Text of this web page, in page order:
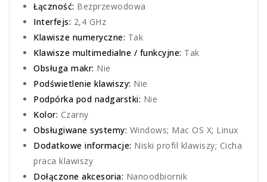
Łączność: Bezprzewodowa
Interfejs: 2,4 GHz
Klawisze numeryczne: Tak
Klawisze multimedialne / funkcyjne: Tak
Obsługa makr: Nie
Podświetlenie klawiszy: Nie
Podpórka pod nadgarstki: Nie
Kolor: Czarny
Obsługiwane systemy: Windows; Mac OS X; Linux
Dodatkowe informacje: Niski profil klawiszy; Cicha
praca klawiszy
Dołączone akcesoria: Nanoodbiornik